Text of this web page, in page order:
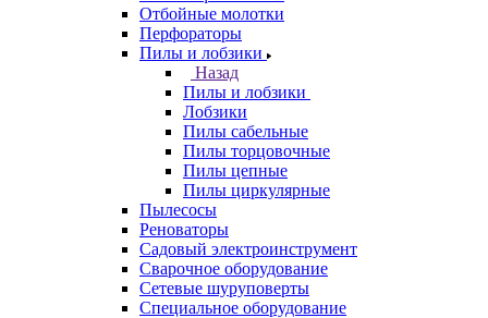
Отбойные молотки
Перфораторы
Пилы и лобзики
Назад
Пилы и лобзики
Лобзики
Пилы сабельные
Пилы торцовочные
Пилы цепные
Пилы циркулярные
Пылесосы
Реноваторы
Садовый электроинструмент
Сварочное оборудование
Сетевые шуруповерты
Специальное оборудование